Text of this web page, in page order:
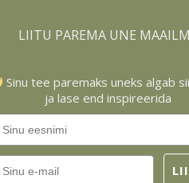
LIITU PAREMA UNE
Sinu tee paremaks uneks algab
ja lase end inspireerida